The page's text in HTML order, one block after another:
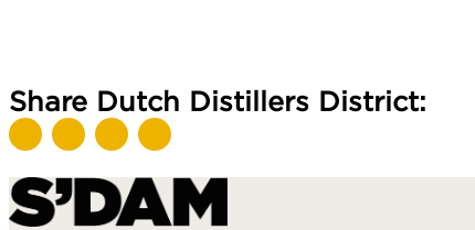
Share Dutch Distillers District: